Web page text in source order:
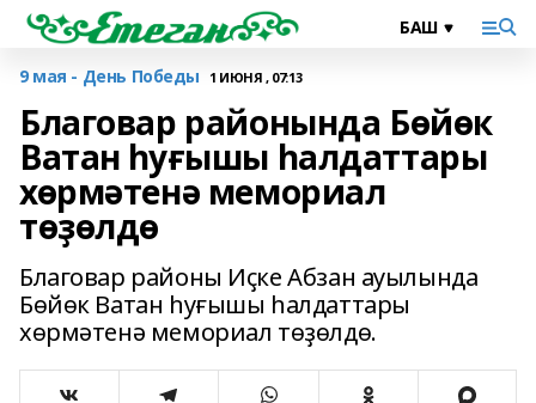
9 мая - День Победы 1 ИЮНЯ , 07:13
Благовар районында Бөйөк
Ватан һуғышы һалдаттары
хөрмәтенә мемориал
төҙөлдө
Благовар районы Иҫке Абзан ауылында
Бөйөк Ватан һуғышы һалдаттары
хөрмәтенә мемориал төҙөлдө.